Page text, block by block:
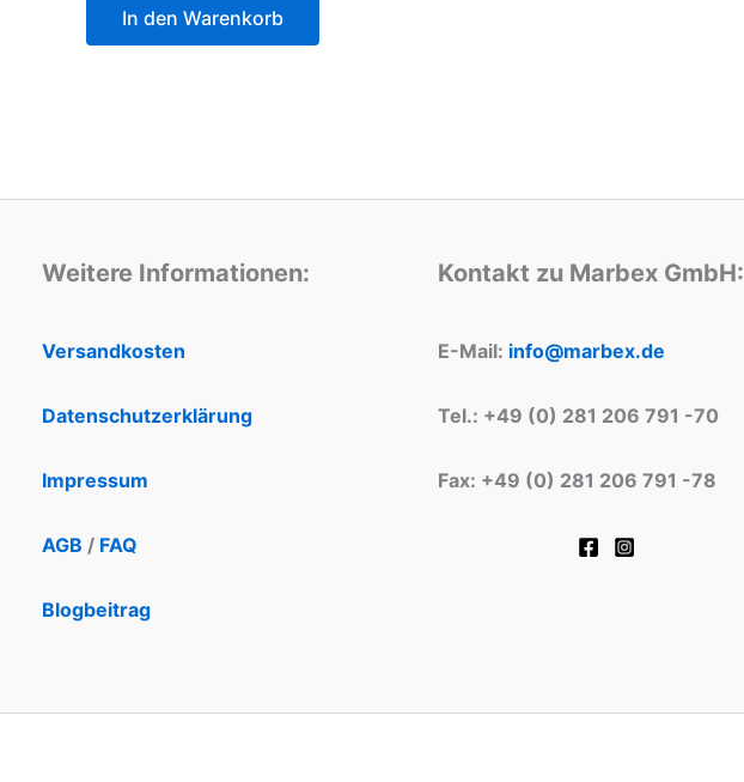
In den Warenkorb
Weitere Informationen:
Versandkosten
Datenschutzerklärung
Impressum
AGB / FAQ
Blogbeitrag
Kontakt zu Marbex GmbH:
E-Mail: info@marbex.de
Tel.: +49 (0) 281 206 791 -70
Fax: +49 (0) 281 206 791 -78